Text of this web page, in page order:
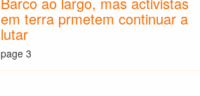
em terra prmetem continuar a
lutar
page 3